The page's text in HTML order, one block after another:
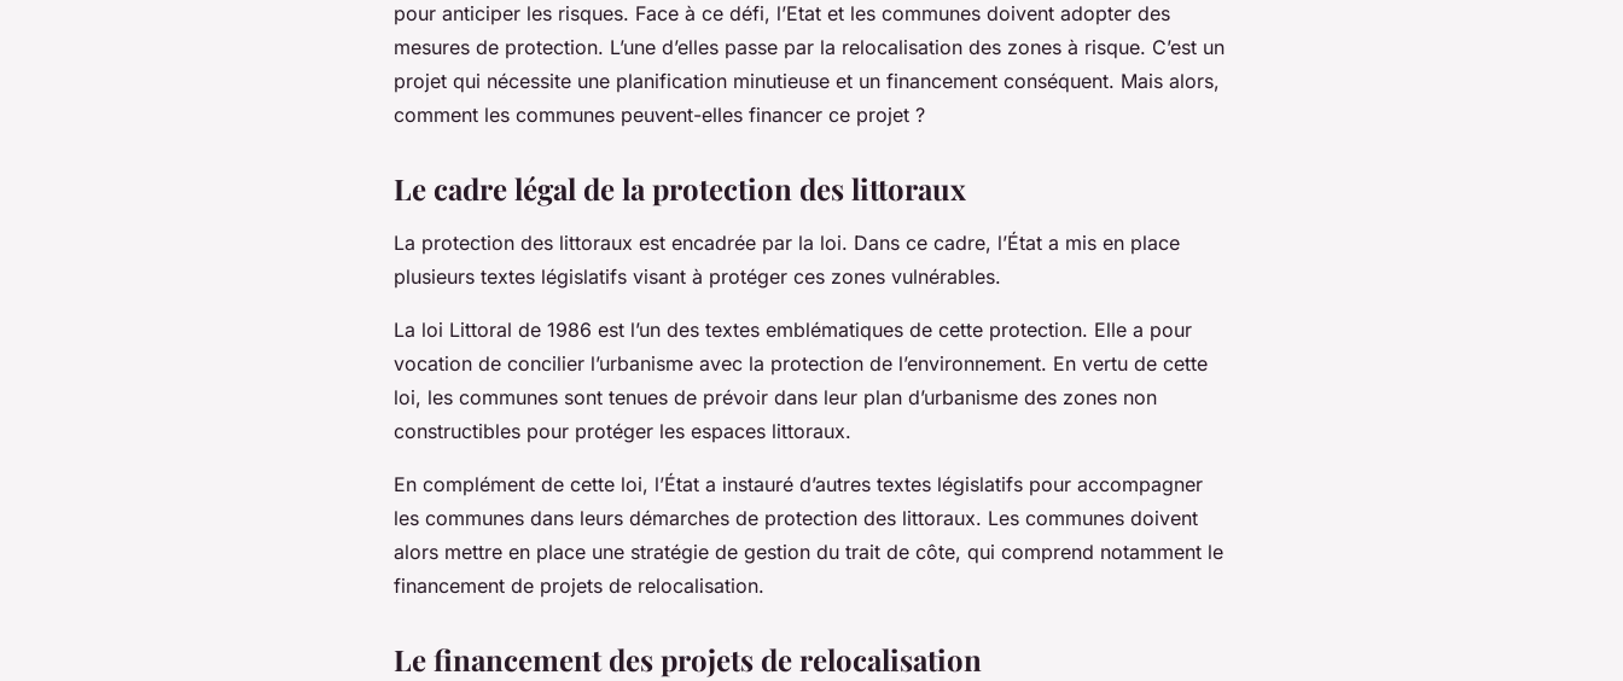
pour anticiper les risques. Face à ce défi, l’Etat et les communes doivent adopter des
mesures de protection. L’une d’elles passe par la relocalisation des zones à risque. C’est un
projet qui nécessite une planification minutieuse et un financement conséquent. Mais alors,
comment les communes peuvent-elles financer ce projet ?
Le cadre légal de la protection des littoraux
La protection des littoraux est encadrée par la loi. Dans ce cadre, l’État a mis en place
plusieurs textes législatifs visant à protéger ces zones vulnérables.
La loi Littoral de 1986 est l’un des textes emblématiques de cette protection. Elle a pour
vocation de concilier l’urbanisme avec la protection de l’environnement. En vertu de cette
loi, les communes sont tenues de prévoir dans leur plan d’urbanisme des zones non
constructibles pour protéger les espaces littoraux.
En complément de cette loi, l’État a instauré d’autres textes législatifs pour accompagner
les communes dans leurs démarches de protection des littoraux. Les communes doivent
alors mettre en place une stratégie de gestion du trait de côte, qui comprend notamment le
financement de projets de relocalisation.
Le financement des projets de relocalisation